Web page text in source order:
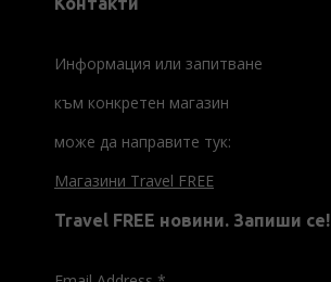
Информация или запитване
към конкретен магазин
може да направите тук:
Магазини Travel FREE
Travel FREE новини. Запиши се!